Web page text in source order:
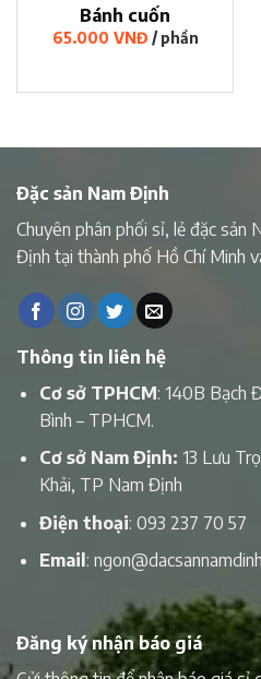
Bánh cuốn
65.000 VNĐ / phần
Đặc sản Nam Định
Chuyên phân phối sỉ, lẻ đặc sản
Định tại thành phố Hồ Chí Minh
Thông tin liên hệ
Cơ sở TPHCM: 140B Bạch
Bình – TPHCM.
Cơ sở Nam Định: 13 Lưu
Khải, TP Nam Định
Điện thoại: 093 237 70 57
Email :
Đăng ký nhận báo giá